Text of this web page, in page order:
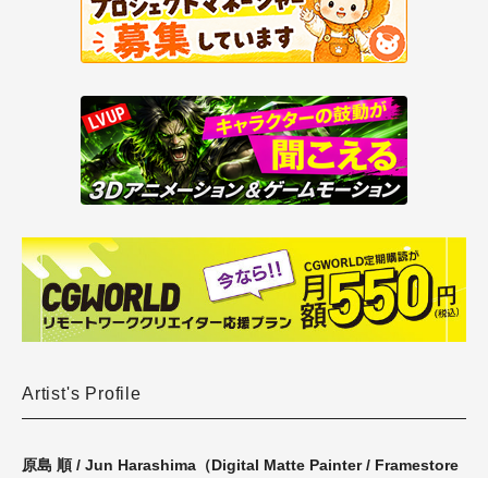
Artist's Profile
原島 順 / Jun Harashima（Digital Matte Painter / Framestore